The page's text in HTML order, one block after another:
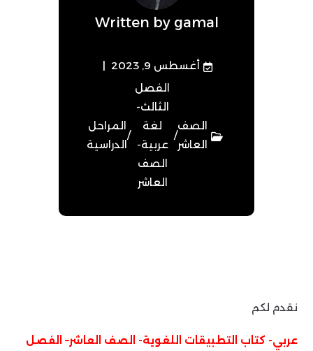
Written by gamal
أغسطس 9, 2023
الصف
العاشر
/
الفصل
الثالث-
لغة
عربية-
الصف
العاشر
/
المراحل
الدراسية
نقدم لكم
عربي- كتاب التطبيقات اللغوية- الصف العاشر– الفصل